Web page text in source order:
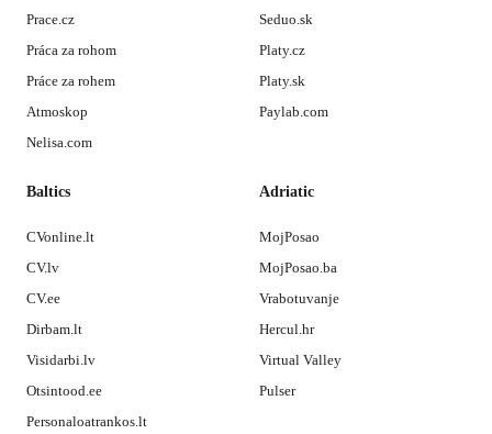
Prace.cz
Práca za rohom
Práce za rohem
Atmoskop
Nelisa.com
Seduo.sk
Platy.cz
Platy.sk
Paylab.com
Baltics
CVonline.lt
CV.lv
CV.ee
Dirbam.lt
Visidarbi.lv
Otsintood.ee
Personaloatrankos.lt
Adriatic
MojPosao
MojPosao.ba
Vrabotuvanje
Hercul.hr
Virtual Valley
Pulser